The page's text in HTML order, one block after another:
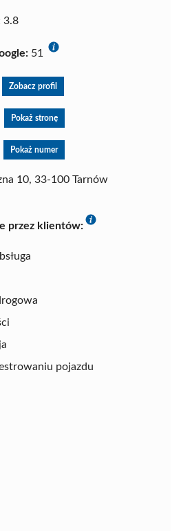
3.8
51
Zobacz profil
Pokaż stronę
Pokaż numer
10, 33-100 Tarnów
przez klientów:
pojazdu